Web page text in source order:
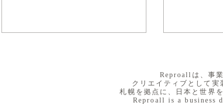
​Reproallは、事
クリエイティブとして
札幌を拠点に、日本と世界
Reproall is a business